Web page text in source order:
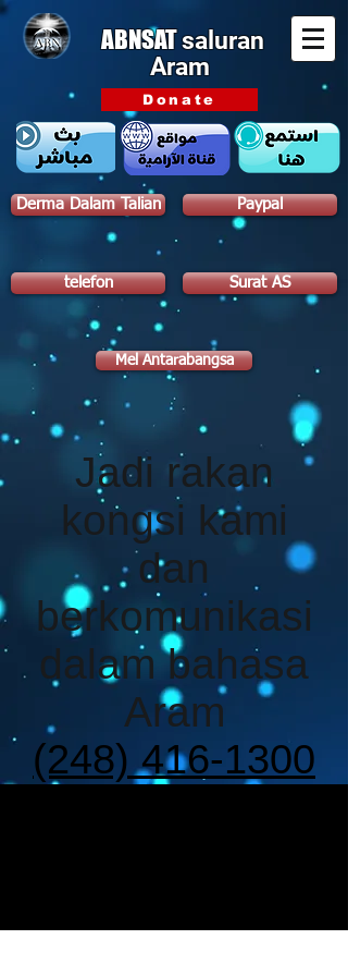
ABNSATsaluran
Aram
Donate
Derma Dalam Talian
telefon
Paypal
Surat AS
Mel Antarabangsa
Jadi rakan
kongsi kami
dan
berkomunikasi
dalam bahasa
Aram
(248) 416-1300